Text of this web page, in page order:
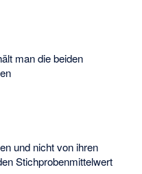
man die beiden
und nicht von ihren
Stichprobenmittelwert